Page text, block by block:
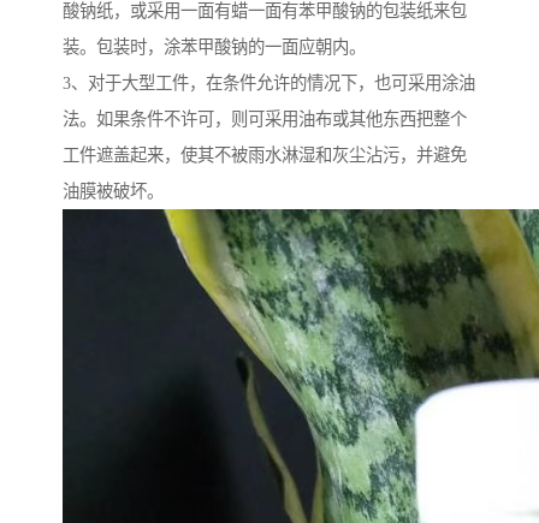
酸钠纸，或采用一面有蜡一面有苯甲酸钠的包装纸来包
装。包装时，涂苯甲酸钠的一面应朝内。
3、对于大型工件，在条件允许的情况下，也可采用涂油
法。如果条件不许可，则可采用油布或其他东西把整个
工件遮盖起来，使其不被雨水淋湿和灰尘沾污，并避免
油膜被破坏。